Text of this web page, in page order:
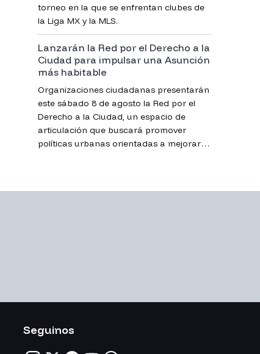
torneo en la que se enfrentan clubes de
la Liga MX y la MLS.
Lanzarán la Red por el Derecho a la
Ciudad para impulsar una Asunción
más habitable
Organizaciones ciudadanas presentarán
este sábado 8 de agosto la Red por el
Derecho a la Ciudad, un espacio de
articulación que buscará promover
políticas urbanas orientadas a mejorar la
Seguinos